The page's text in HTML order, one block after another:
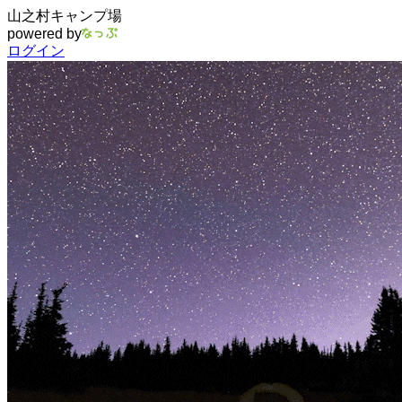
山之村キャンプ場
powered by
ログイン